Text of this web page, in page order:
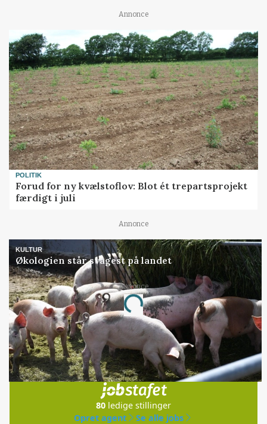
Annonce
POLITIK
Forud for ny kvælstoflov: Blot ét trepartsprojekt
færdigt i juli
Annonce
KULTUR
Økologien står svagest på landet
Annonce
Loading...
Jobs
i samarbejde med
80 ledige stillinger
Opret agent
Se alle jobs